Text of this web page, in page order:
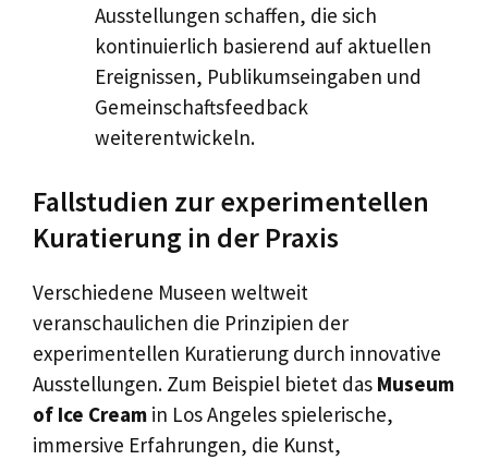
Ausstellungen schaffen, die sich
kontinuierlich basierend auf aktuellen
Ereignissen, Publikumseingaben und
Gemeinschaftsfeedback
weiterentwickeln.
Fallstudien zur experimentellen
Kuratierung in der Praxis
Verschiedene Museen weltweit
veranschaulichen die Prinzipien der
experimentellen Kuratierung durch innovative
Ausstellungen. Zum Beispiel bietet das Museum
of Ice Cream in Los Angeles spielerische,
immersive Erfahrungen, die Kunst,